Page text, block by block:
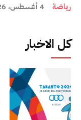
رياضة 4 أغسطس، 2026
كل الاخبار